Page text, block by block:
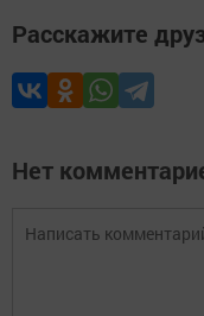
Расскажите
Нет